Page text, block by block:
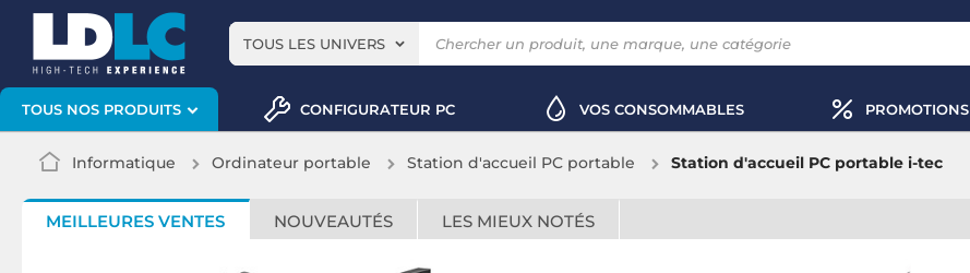
TOUS LES UNIVERS
TOUS NOS PRODUITS CONFIGURATEUR PC VOS CONSOMMABLES PROMOTIONS
Informatique Ordinateur portable Station d'accueil PC portable Station d'accueil PC portable i-tec
MEILLEURES VENTES NOUVEAUTÉS LES MIEUX NOTÉS